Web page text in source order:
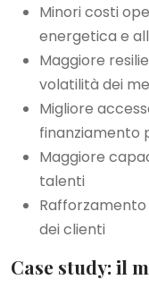
Minori costi
energetica e
Maggiore
volatilità dei
Migliore
finanziamento
Maggiore
talenti
dei clienti
Case study: il